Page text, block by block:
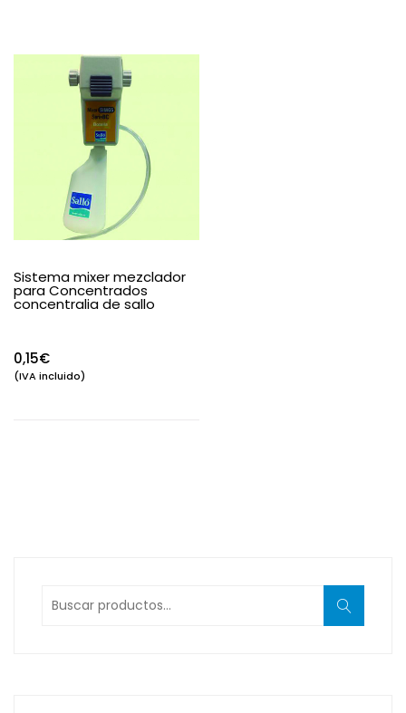
Sistema mixer mezclador
para Concentrados
concentralia de sallo
0,15€
(IVA incluido)
por: